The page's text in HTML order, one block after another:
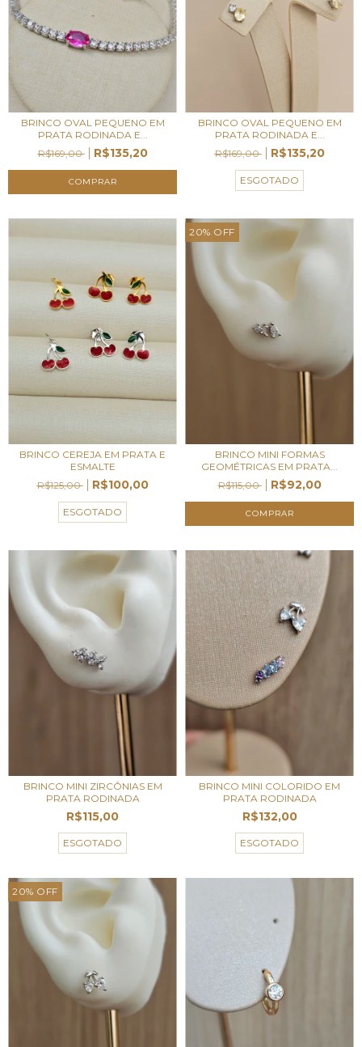
BRINCO OVAL PEQUENO EM
PRATA RODINADA E...
R$169,00
R$135,20
BRINCO OVAL PEQUENO EM
PRATA RODINADA E...
R$169,00
R$135,20
ESGOTADO
BRINCO CEREJA EM PRATA E
ESMALTE
R$125,00
R$100,00
ESGOTADO
20% OFF
BRINCO MINI FORMAS
GEOMÉTRICAS EM PRATA...
R$115,00
R$92,00
BRINCO MINI ZIRCÔNIAS EM
PRATA RODINADA
R$115,00
ESGOTADO
BRINCO MINI COLORIDO EM
PRATA RODINADA
R$132,00
ESGOTADO
20% OFF